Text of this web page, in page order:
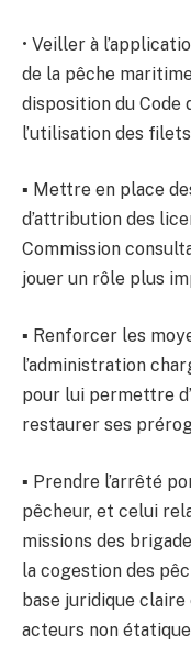
• Veiller à
de la pêche
disposition du Code
l’utilisation des
▪ Mettre en place
d’attribution des
Commission
jouer un rôle plus
▪ Renforcer les
l’administration
pour lui permettre
restaurer ses
▪ Prendre l’arrêté
pêcheur, et celui
missions des
la cogestion des
base juridique
acteurs non